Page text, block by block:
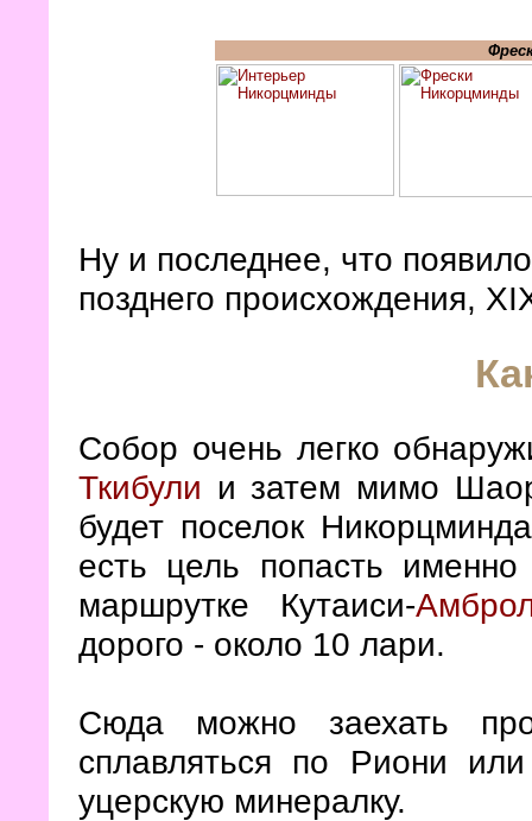
Ну и последнее, что
позднего происхождения,
Собор очень легко
Ткибули и затем мимо
будет поселок
есть цель попасть
маршрутке Кутаиси-
дорого - около 10 лари.
Сюда можно заехать
сплавляться по Риони
уцерскую минералку.